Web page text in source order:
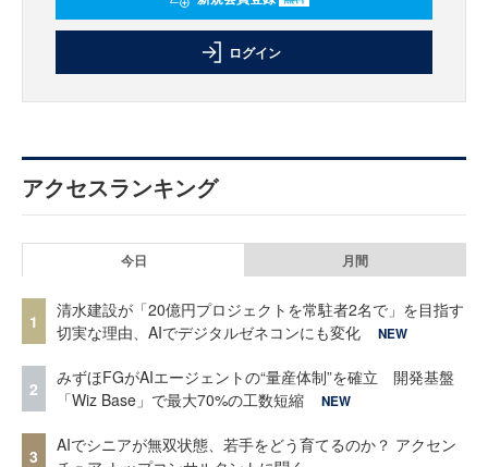
ログイン
アクセスランキング
今日 月間
1
清水建設が「20億円プロジェクトを常駐者2名で」を目指す
切実な理由、AIでデジタルゼネコンにも変化
NEW
2
みずほFGがAIエージェントの“量産体制”を確立 開発基盤
「Wiz Base」で最大70%の工数短縮
NEW
3
AIでシニアが無双状態、若手をどう育てるのか？ アクセン